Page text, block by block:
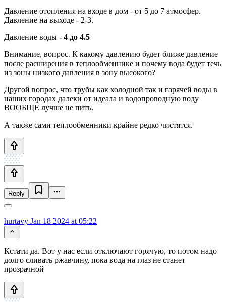
Давление отопления на входе в дом - от 5 до 7 атмосфер.
Давление на выходе - 2-3.
Давление воды - 4 до 4.5
Внимание, вопрос. К какому давлению будет ближе давление
после расширения в теплообменнике и почему вода будет течь
из зоны низкого давления в зону высокого?
Другой вопрос, что трубы как холодной так и гарячей воды в
наших городах далеки от идеала и водопроводную воду
ВООБЩЕ лучше не пить.
А также сами теплообменники крайне редко чистятся.
Reply
hurtavy Jan 18 2024 at 05:22
Кстати да. Вот у нас если отключают горячую, то потом надо
долго сливать ржавчину, пока вода на глаз не станет
прозрачной